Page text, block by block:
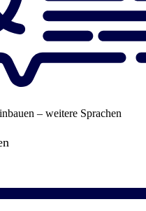
– weitere Sprachen